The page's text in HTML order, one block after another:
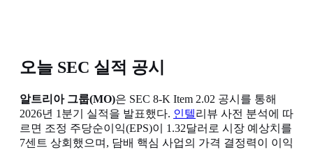
오늘 SEC 실적 공시
알트리아 그룹(MO)은 SEC 8-K Item 2.02 공시를 통해
2026년 1분기 실적을 발표했다. 인텔리뷰 사전 분석에 따
르면 조정 주당순이익(EPS)이 1.32달러로 시장 예상치를
7센트 상회했으며, 담배 핵심 사업의 가격 결정력이 이익